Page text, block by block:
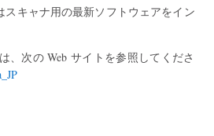
キャナ用の最新ソフトウェアをイン
、次の Web サイトを参照してくださ